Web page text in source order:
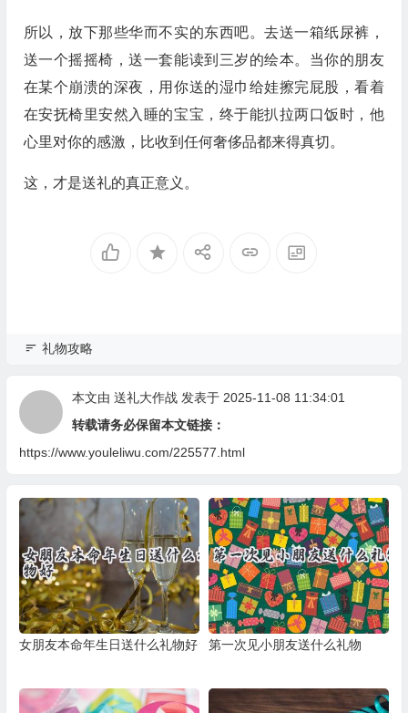
所以，放下那些华而不实的东西吧。去送一箱纸尿裤，
送一个摇摇椅，送一套能读到三岁的绘本。当你的朋友
在某个崩溃的深夜，用你送的湿巾给娃擦完屁股，看着
在安抚椅里安然入睡的宝宝，终于能扒拉两口饭时，他
心里对你的感激，比收到任何奢侈品都来得真切。
这，才是送礼的真正意义。
礼物攻略
本文由 送礼大作战发表于 2025-11-08 11:34:01
转载请务必保留本文链接：
https://www.youleliwu.com/225577.html
女朋友本命年生日送什么礼物好 第一次见小朋友送什么礼物